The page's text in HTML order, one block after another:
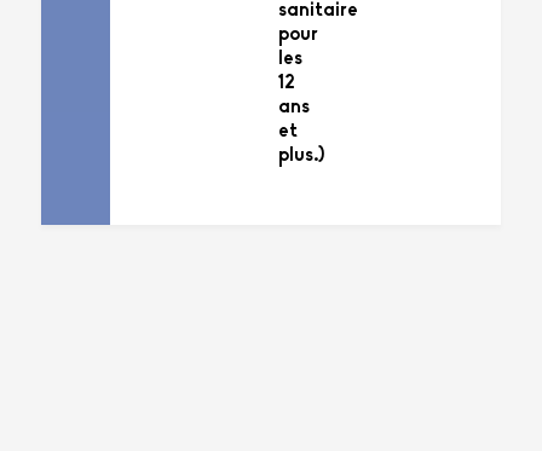
sanitaire
pour
les
12
ans
et
plus.)